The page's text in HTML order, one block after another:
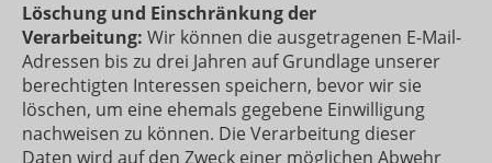
Löschung und Einschränkung der
Verarbeitung: Wir können die ausgetragenen E-Mail-
Adressen bis zu drei Jahren auf Grundlage unserer
berechtigten Interessen speichern, bevor wir sie
löschen, um eine ehemals gegebene Einwilligung
nachweisen zu können. Die Verarbeitung dieser
Daten wird auf den Zweck einer möglichen Abwehr